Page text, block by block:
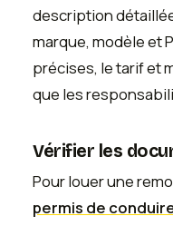
description
marque, modèle et
précises, le tarif et
que les
Vérifier les
Pour louer une
permis de